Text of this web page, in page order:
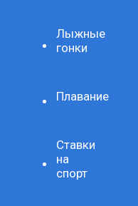
Лыжные
гонки
Плавание
Ставки
на
спорт